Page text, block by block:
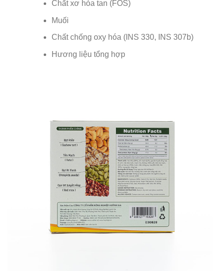
Chất xơ hòa tan (FOS)
Muối
Chất chống oxy hóa (INS 330, INS 307b)
Hương liệu tổng hợp